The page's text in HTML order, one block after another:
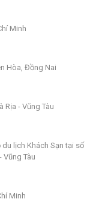
Minh
Hòa, Đồng Nai
Rịa - Vũng Tàu
lịch Khách Sạn tại số
Vũng Tàu
Minh